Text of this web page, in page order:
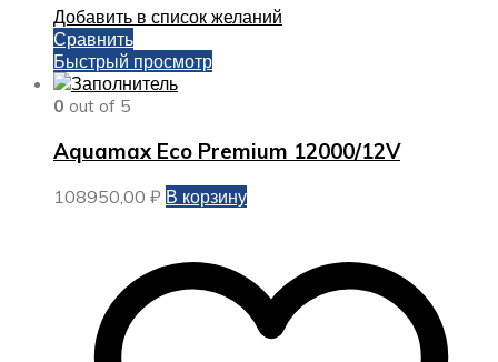
Добавить в список желаний
Сравнить
Быстрый просмотр
0 out of 5
Aquamax Eco Premium 12000/12V
108950,00 ₽ В корзину